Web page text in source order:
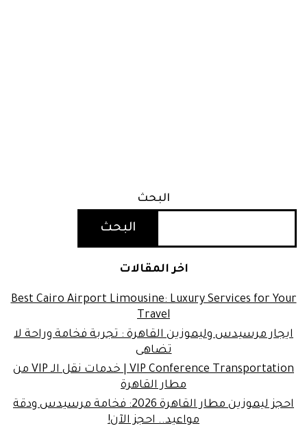
البحث
البحث
اخر المقالات
Best Cairo Airport Limousine: Luxury Services for Your
Travel
ايجار مرسيدس وليموزين القاهرة : تجربة فخامة وراحة لا
تضاهى
VIP Conference Transportation | خدمات نقل الـ VIP من
مطار القاهرة
احجز ليموزين مطار القاهرة 2026: فخامة مرسيدس ودقة
مواعيد.. احجز الآن!